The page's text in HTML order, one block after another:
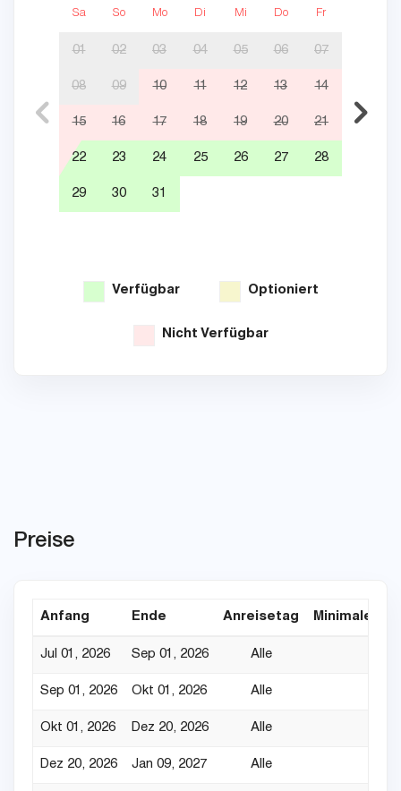
Sa So Mo Di Mi Do Fr
01 02 03 04 05 06 07
08 09 10 11 12 13 14
15 16 17 18 19 20 21
22 23 24 25 26 27 28
29 30 31
Verfügbar Optioniert
Nicht Verfügbar
Preise
Anfang Ende Anreisetag Minimaler
Jul 01, 2026 Sep 01, 2026 Alle
Sep 01, 2026 Okt 01, 2026 Alle
Okt 01, 2026 Dez 20, 2026 Alle
Dez 20, 2026 Jan 09, 2027 Alle